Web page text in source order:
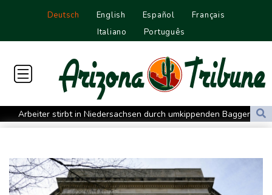
Deutsch English Español
Français
Italiano
Português
Arbeiter stirbt in Niedersachsen durch umkippenden Bagger
Mehr Geld für Bundeswehr und Infrastruktur: Industrie erhält
Bislang fast 12.000 Hitzetote in Deutschland - hohe Sterblichkeit
vor allem im Juni